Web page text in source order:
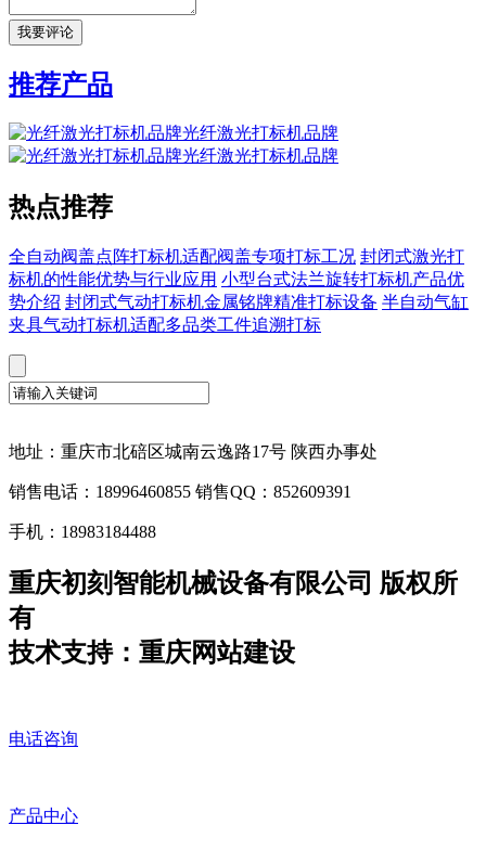
推荐产品
光纤激光打标机品牌
光纤激光打标机品牌
热点推荐
全自动阀盖点阵打标机适配阀盖专项打标工况 封闭式激光打
标机的性能优势与行业应用 小型台式法兰旋转打标机产品优
势介绍 封闭式气动打标机金属铭牌精准打标设备 半自动气缸
夹具气动打标机适配多品类工件追溯打标
地址：重庆市北碚区城南云逸路17号 陕西办事处
销售电话：18996460855 销售QQ：852609391
手机：18983184488
重庆初刻智能机械设备有限公司 版权所
有
技术支持：重庆网站建设
电话咨询
产品中心